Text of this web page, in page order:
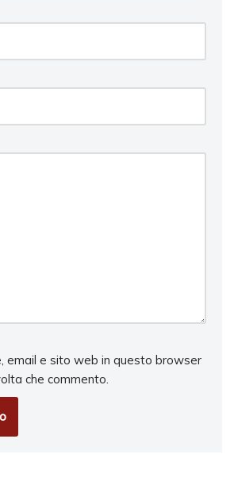
email e sito web in questo browser
che commento.